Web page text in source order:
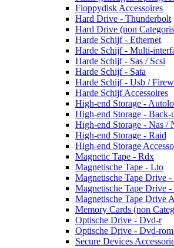
Floppydisk Accessoires
Hard Drive - Thunderbolt
Hard Drive (non
Harde Schijf - Ethernet
Harde Schijf - Multi-
Harde Schijf - Sas / Scsi
Harde Schijf - Sata
Harde Schijf - Usb /
Harde Schijf Accessoires
High-end Storage -
High-end Storage -
High-end Storage - Nas /
High-end Storage - Raid
High-end Storage
Magnetic Tape - Rdx
Magnetische Tape - Lto
Magnetische Tape Drive
Magnetische Tape Drive
Magnetische Tape Drive
Memory Cards (non
Optische Drive - Dvd-r
Optische Drive - Dvd-
Secure Devices